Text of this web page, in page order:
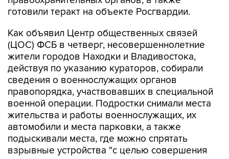
Как объявил Центр общественных связей
жители городов Находки и Владивостока,
действуя по указанию кураторов, собирали
сведения о военнослужащих органов
правопорядка, участвовавших в специальной
военной операции. Подростки снимали места
жительства и работы военнослужащих, их
автомобили и места парковки, а также
подыскивали места, где можно спрятать
взрывные устройства "с целью совершения
диверсионно-террористического акта на
одном из объектов Росгвардии".